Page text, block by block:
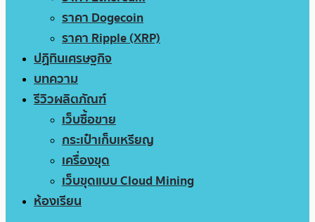
ราคา Dogecoin
ราคา Ripple (XRP)
ปฏิทินเศรษฐกิจ
บทความ
รีวิวผลิตภัณฑ์
เว็บซื้อขาย
กระเป๋าเก็บเหรียญ
เครื่องขุด
เว็บขุดแบบ Cloud Mining
ห้องเรียน